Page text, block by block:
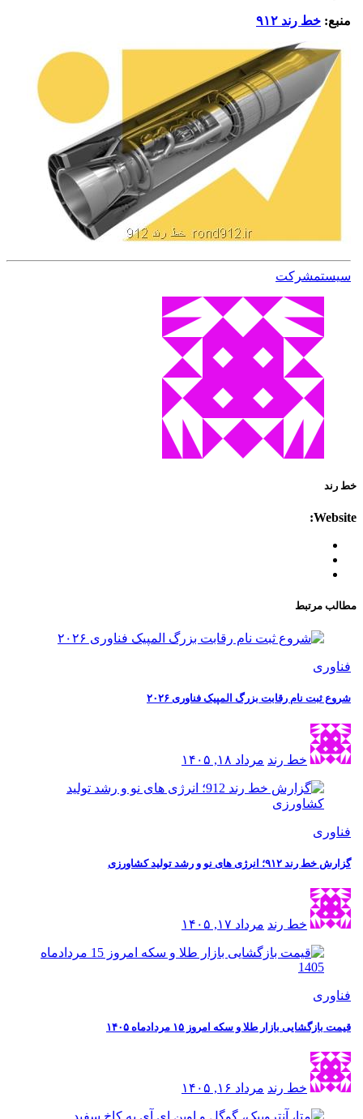
منبع: خط رند ۹۱۲
سیستمشركت
خط رند
Website:
مطالب مرتبط
فناوری
شروع ثبت نام رقابت بزرگ المپیک فناوری ۲۰۲۶
خط رند مرداد ۱۸, ۱۴۰۵
فناوری
گزارش خط رند ۹۱۲؛ انرژی های نو و رشد تولید کشاورزی
خط رند مرداد ۱۷, ۱۴۰۵
فناوری
قیمت بازگشایی بازار طلا و سکه امروز ۱۵ مردادماه ۱۴۰۵
خط رند مرداد ۱۶, ۱۴۰۵